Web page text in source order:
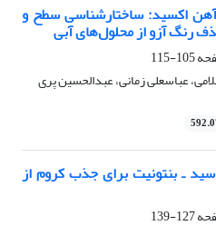
آهن اکسید: ساختارشناسی سطح و
رنگ آزو از محلول‌های آبی
105-115
عباسعلی زمانی، عبدالحسین پری
ـ بنتونیت برای جذب کروم از
127-139